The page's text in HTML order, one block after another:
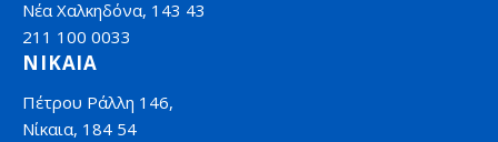
Νέα Χαλκηδόνα, 143 43
211 100 0033
ΝΙΚΑΙΑ
Πέτρου Ράλλη 146,
Νίκαια, 184 54